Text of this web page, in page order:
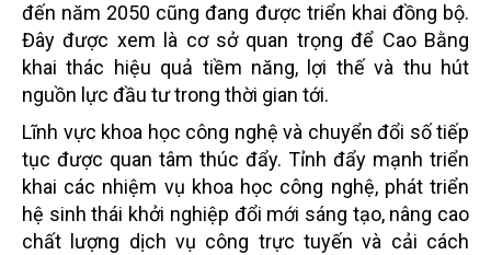
đến năm 2050 cũng đang được triển khai đồng bộ.
Đây được xem là cơ sở quan trọng để Cao Bằng
khai thác hiệu quả tiềm năng, lợi thế và thu hút
nguồn lực đầu tư trong thời gian tới.
Lĩnh vực khoa học công nghệ và chuyển đổi số tiếp
tục được quan tâm thúc đẩy. Tỉnh đẩy mạnh triển
khai các nhiệm vụ khoa học công nghệ, phát triển
hệ sinh thái khởi nghiệp đổi mới sáng tạo, nâng cao
chất lượng dịch vụ công trực tuyến và cải cách